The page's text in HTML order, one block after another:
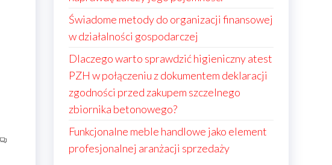
Świadome metody do organizacji finansowej
w działalności gospodarczej
Dlaczego warto sprawdzić higieniczny atest
PZH w połączeniu z dokumentem deklaracji
zgodności przed zakupem szczelnego
zbiornika betonowego?
Funkcjonalne meble handlowe jako element
profesjonalnej aranżacji sprzedaży